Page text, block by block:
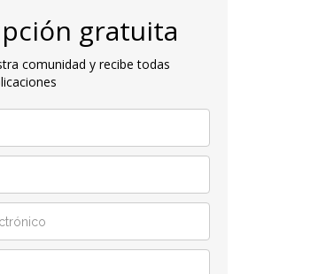
gratuita
comunidad y recibe todas